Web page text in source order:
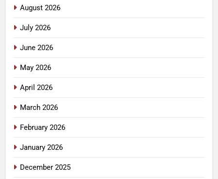
August 2026
July 2026
June 2026
May 2026
April 2026
March 2026
February 2026
January 2026
December 2025